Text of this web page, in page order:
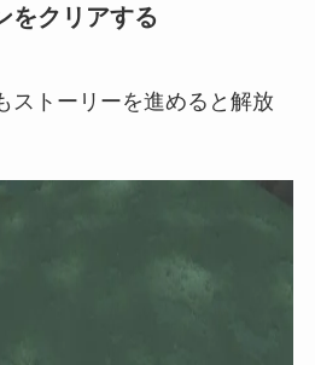
をクリアする
ストーリーを進めると解放